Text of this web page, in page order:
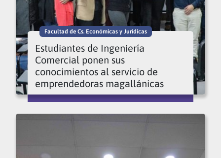
Facultad de Cs. Económicas y Jurídicas
Estudiantes de Ingeniería
Comercial ponen sus
conocimientos al servicio de
emprendedoras magallánicas